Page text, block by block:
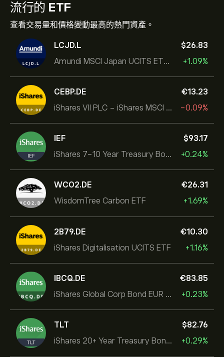
流行的 ETF
查看交易量和價格變動最高的熱門資產。
LCJD.L
Amundi MSCI Japan UCITS ETF Acc
‎$‎26.83
+1.09%
CEBP.DE
iShares VII PLC - iShares MSCI EMU USD Hedged UCITS ETF
‎€‎13.23
-0.09%
IEF
iShares 7-10 Year Treasury Bond ETF
‎$‎93.17
+0.24%
WCO2.DE
WisdomTree Carbon ETF
‎€‎26.31
+1.69%
2B79.DE
iShares Digitalisation UCITS ETF
‎€‎10.30
+1.16%
IBCQ.DE
iShares Global Corp Bond EUR Hedged UCITS ETF Dist
‎€‎83.85
+0.23%
TLT
iShares 20+ Year Treasury Bond ETF
‎$‎82.76
+0.29%